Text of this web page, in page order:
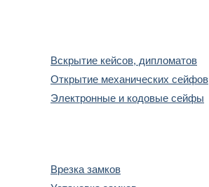
Вскрытие кейсов, дипломатов
Открытие механических сейфов
Электронные и кодовые сейфы
Врезка замков